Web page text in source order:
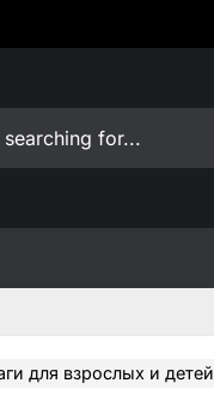
для взрослых и детей